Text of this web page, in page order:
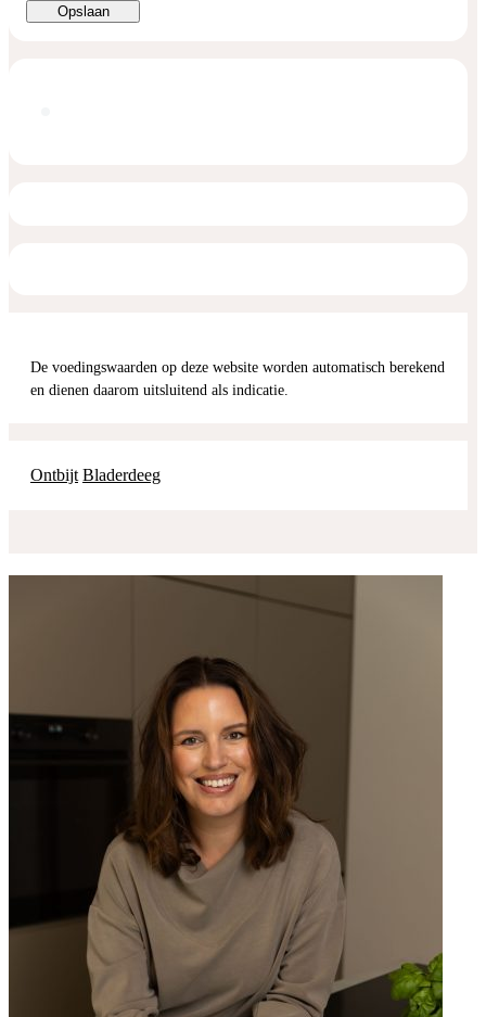
Opslaan
De voedingswaarden op deze website worden automatisch berekend
en dienen daarom uitsluitend als indicatie.
Ontbijt Bladerdeeg